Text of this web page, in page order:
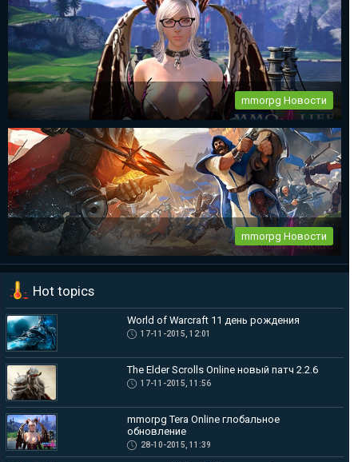
The Elder Scrolls Online новый патч 2.2.6
...
mmorpg Новости
mmorpg Tera Online глобальное обновление
Destiny Development продолжает работу над своим проектом
— Tera...
mmorpg Новости
Чтобы подогреть и без того не малый ажиотаж в преддверии
ЗБТ в mmorpg...
Hot topics
World of Warcraft 11 день рождения
17-11-2015, 12:01
The Elder Scrolls Online новый патч 2.2.6
17-11-2015, 11:56
mmorpg Tera Online глобальное
обновление
28-10-2015, 11:39